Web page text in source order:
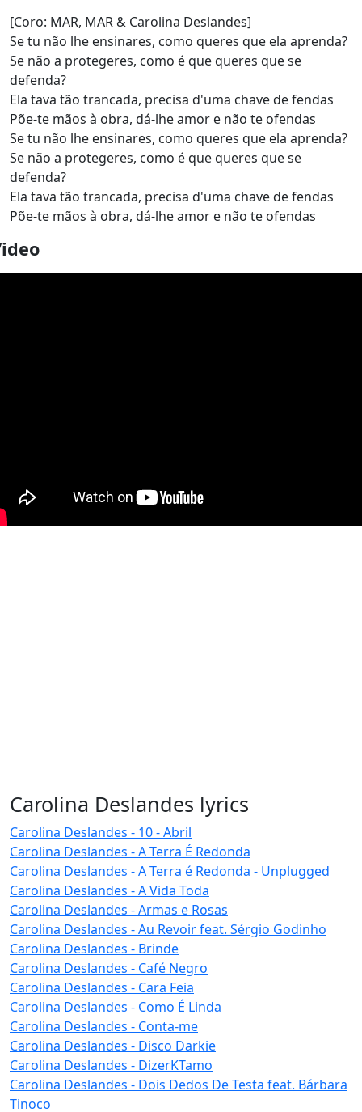
[Coro: MAR, MAR & Carolina Deslandes]
Se tu não lhe ensinares, como queres que ela aprenda?
Se não a protegeres, como é que queres que se
defenda?
Ela tava tão trancada, precisa d'uma chave de fendas
Põe-te mãos à obra, dá-lhe amor e não te ofendas
Se tu não lhe ensinares, como queres que ela aprenda?
Se não a protegeres, como é que queres que se
defenda?
Ela tava tão trancada, precisa d'uma chave de fendas
Põe-te mãos à obra, dá-lhe amor e não te ofendas
Carolina Deslandes lyrics
Carolina Deslandes - 10 - Abril
Carolina Deslandes - A Terra É Redonda
Carolina Deslandes - A Terra é Redonda - Unplugged
Carolina Deslandes - A Vida Toda
Carolina Deslandes - Armas e Rosas
Carolina Deslandes - Au Revoir feat. Sérgio Godinho
Carolina Deslandes - Brinde
Carolina Deslandes - Café Negro
Carolina Deslandes - Cara Feia
Carolina Deslandes - Como É Linda
Carolina Deslandes - Conta-me
Carolina Deslandes - Disco Darkie
Carolina Deslandes - DizerKTamo
Carolina Deslandes - Dois Dedos De Testa feat. Bárbara
Tinoco